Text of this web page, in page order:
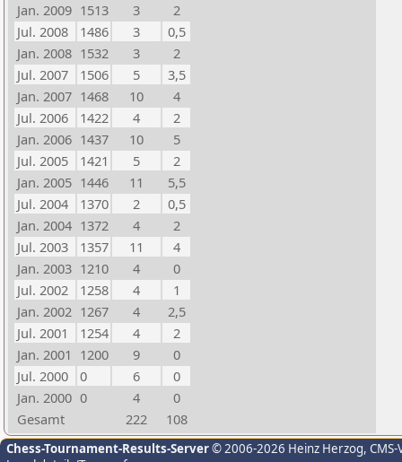
Jan. 2009 1513 3
2
Jul. 2008
1486 3
0,5
Jan. 2008 1532 3
2
Jul. 2007
1506 5
3,5
Jan. 2007 1468 10
4
Jul. 2006
1422 4
2
Jan. 2006 1437 10
5
Jul. 2005
1421 5
2
Jan. 2005 1446 11
5,5
Jul. 2004
1370 2
0,5
Jan. 2004 1372 4
2
Jul. 2003
1357 11
4
Jan. 2003 1210 4
0
Jul. 2002
1258 4
1
Jan. 2002 1267 4
2,5
Jul. 2001
1254 4
2
Jan. 2001 1200 9
0
Jul. 2000
0 6
0
Jan. 2000 0 4
0
Gesamt
222 108
Chess-Tournament-Results-Server© 2006-2026 Heinz Herzog,